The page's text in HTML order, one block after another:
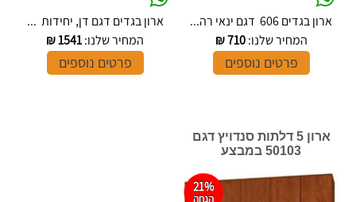
ארון בגדים 606 דגם ינאי רה...
המחיר שלנו:710
₪
פרטים נוספים
ארון בגדים דגם דן, יחידות ...
המחיר שלנו:1541
₪
פרטים נוספים
ארון 5 דלתות סנדויץ דגם
50103 במבצע
21%
הנחה